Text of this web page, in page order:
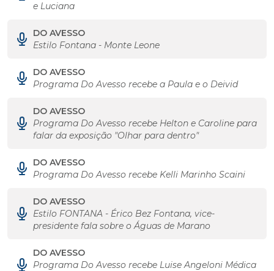
e Luciana
DO AVESSO
Estilo Fontana - Monte Leone
DO AVESSO
Programa Do Avesso recebe a Paula e o Deivid
DO AVESSO
Programa Do Avesso recebe Helton e Caroline para
falar da exposição "Olhar para dentro"
DO AVESSO
Programa Do Avesso recebe Kelli Marinho Scaini
DO AVESSO
Estilo FONTANA - Érico Bez Fontana, vice-
presidente fala sobre o Águas de Marano
DO AVESSO
Programa Do Avesso recebe Luise Angeloni Médica